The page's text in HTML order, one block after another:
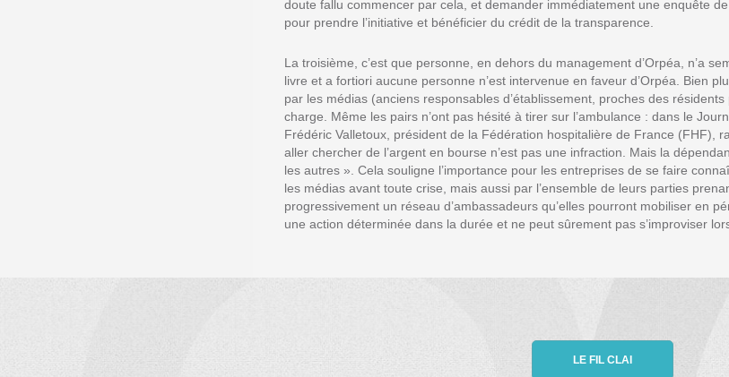
doute fallu commencer par cela, et demander immédiatement une enquête
pour prendre l’initiative et bénéficier du crédit de la transparence.
La troisième, c’est que personne, en dehors du management d’Orpéa, n’a
livre et a fortiori aucune personne n’est intervenue en faveur d’Orpéa. Bien
par les médias (anciens responsables d’établissement, proches des
charge. Même les pairs n’ont pas hésité à tirer sur l’ambulance : dans le
Frédéric Valletoux, président de la Fédération hospitalière de France (FHF),
aller chercher de l’argent en bourse n’est pas une infraction. Mais la
les autres ». Cela souligne l’importance pour les entreprises de se faire
les médias avant toute crise, mais aussi par l’ensemble de leurs parties
progressivement un réseau d’ambassadeurs qu’elles pourront mobiliser en
une action déterminée dans la durée et ne peut sûrement pas s’improviser
LE FIL CLAI